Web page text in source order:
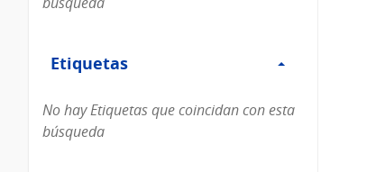
Etiquetas
Etiquetas
No hay Etiquetas que coincidan con esta
búsqueda